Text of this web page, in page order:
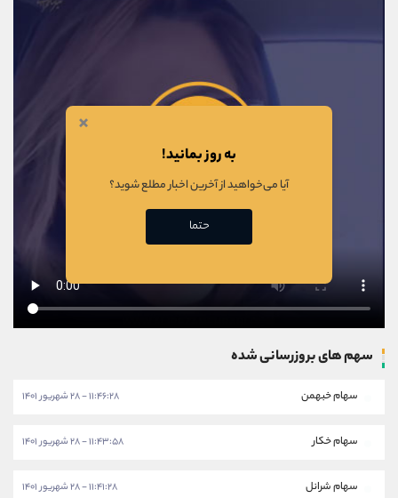
سهم های بروزرسانی شده
سهام خبهمن ۱۱:۴۶:۲۸ - ۲۸ شهریور ۱۴۰۱
سهام خکار ۱۱:۴۳:۵۸ - ۲۸ شهریور ۱۴۰۱
سهام شرانل ۱۱:۴۱:۲۸ - ۲۸ شهریور ۱۴۰۱
×
به روز بمانید!
آیا می‌خواهید از آخرین اخبار مطلع شوید؟
حتما